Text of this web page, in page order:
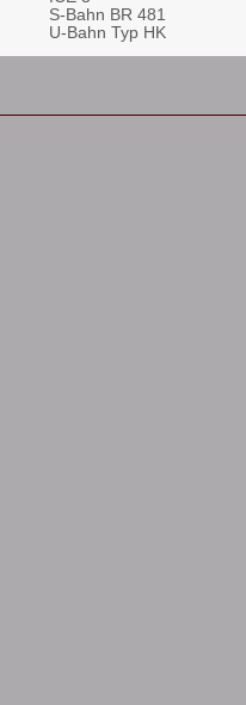
S-Bahn BR 481
U-Bahn Typ HK